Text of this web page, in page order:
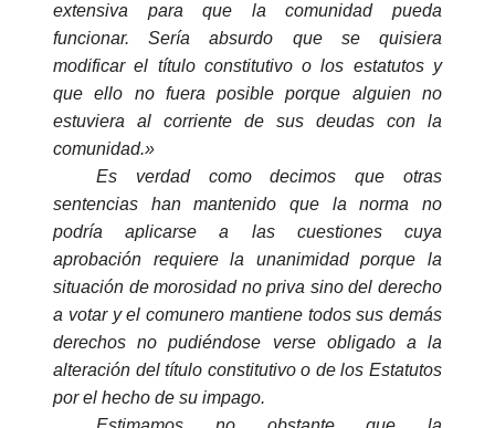
extensiva para que la comunidad pueda
funcionar. Sería absurdo que se quisiera
modificar el título constitutivo o los estatutos y
que ello no fuera posible porque alguien no
estuviera al corriente de sus deudas con la
comunidad.»
Es verdad como decimos que otras
sentencias han mantenido que la norma no
podría aplicarse a las cuestiones cuya
aprobación requiere la unanimidad porque la
situación de morosidad no priva sino del derecho
a votar y el comunero mantiene todos sus demás
derechos no pudiéndose verse obligado a la
alteración del título constitutivo o de los Estatutos
por el hecho de su impago.